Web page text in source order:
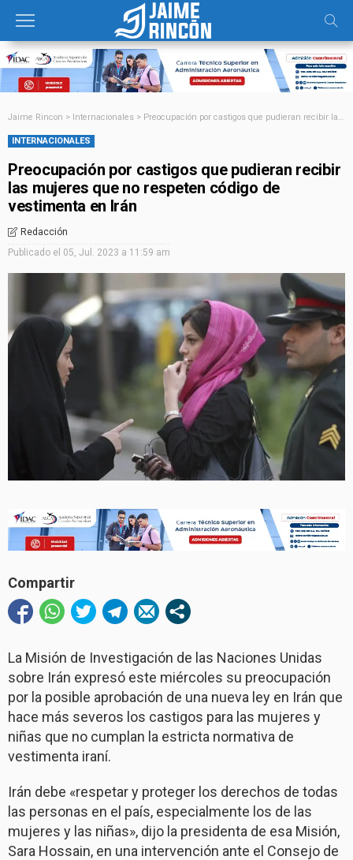
Jaime Rincon > Internacionales > Preocupación por castigos que pudieran recibir las mujeres que no respeten código de vestimenta en Irán
INTERNACIONALES
Preocupación por castigos que pudieran recibir
las mujeres que no respeten código de
vestimenta en Irán
Redacción
Publicado el 05, Jul. 2023 a 11:59 am
Compartir
La Misión de Investigación de las Naciones Unidas
sobre Irán expresó este miércoles su preocupación
por la posible aprobación de una nueva ley en Irán que
hace más severos los castigos para las mujeres y
niñas que no cumplan la estricta normativa de
vestimenta iraní.
Irán debe «respetar y proteger los derechos de todas
las personas en el país, especialmente los de las
mujeres y las niñas», dijo la presidenta de esa Misión,
Sara Hossain, en una intervención ante el Consejo de